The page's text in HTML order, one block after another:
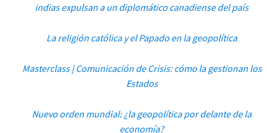
indias expulsan a un diplomático canadiense del país
La religión católica y el Papado en la geopolítica
Masterclass | Comunicación de Crisis: cómo la gestionan los
Estados
Nuevo orden mundial: ¿la geopolítica por delante de la
economía?